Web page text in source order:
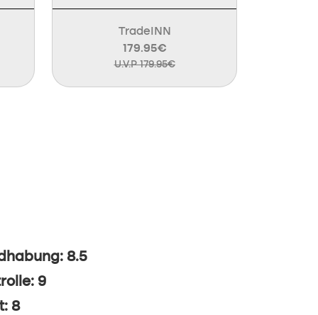
TradeINN
179.95€
U.V.P 179.95€
8.5
9
8